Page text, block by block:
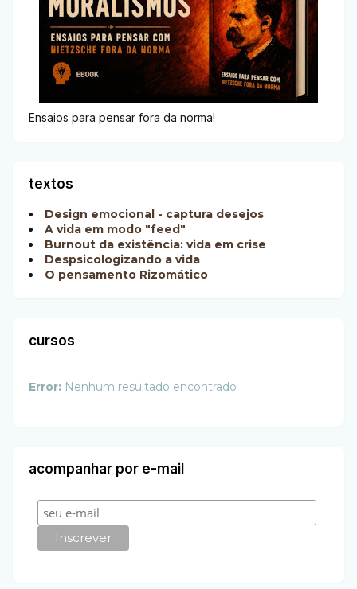
Ensaios para pensar fora da norma!
textos
Design emocional - captura desejos
A vida em modo "feed"
Burnout da existência: vida em crise
Despsicologizando a vida
O pensamento Rizomático
cursos
Error: Nenhum resultado encontrado
acompanhar por e-mail